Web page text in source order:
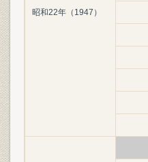
昭和22年（1947）